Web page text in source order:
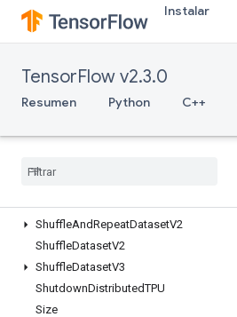
Instalar
TensorFlow v2.3.0
Resumen Python C++
ScatterSub
ScatterUpdate
Send
SendTPUEmbeddingGradients
SetSize
ShuffleAndRepeatDatasetV2
ShuffleDatasetV2
ShuffleDatasetV3
ShutdownDistributedTPU
Size